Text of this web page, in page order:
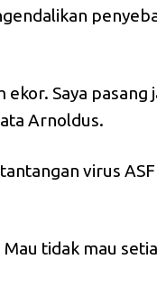
ekor. Saya
Arnoldus.
virus
tidak mau